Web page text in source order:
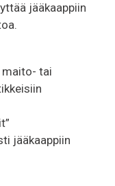
jääkaappiin
tai
jääkaappiin